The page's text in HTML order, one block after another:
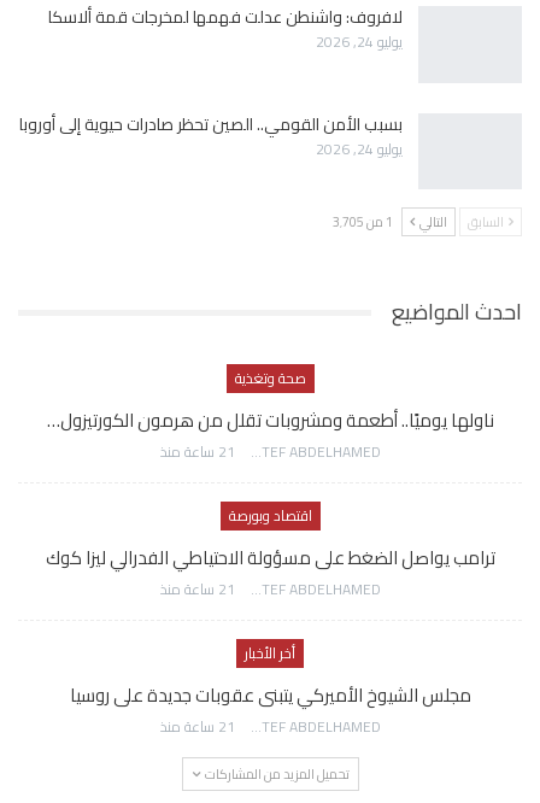
لافروف: واشنطن عدلت فهمها لمخرجات قمة ألاسكا
يوليو 24, 2026
بسبب الأمن القومي.. الصين تحظر صادرات حيوية إلى أوروبا
يوليو 24, 2026
السابق التالي 1 من 3٬705
احدث المواضيع
صحة وتغذية
ناولها يوميًا.. أطعمة ومشروبات تقلل من هرمون الكورتيزول…
AWATEF ABDELHAMED 21 ساعة منذ
اقتصاد وبورصة
ترامب يواصل الضغط على مسؤولة الاحتياطي الفدرالي ليزا كوك
AWATEF ABDELHAMED 21 ساعة منذ
أخر الأخبار
مجلس الشيوخ الأميركي يتبنى عقوبات جديدة على روسيا
AWATEF ABDELHAMED 21 ساعة منذ
تحميل المزيد من المشاركات